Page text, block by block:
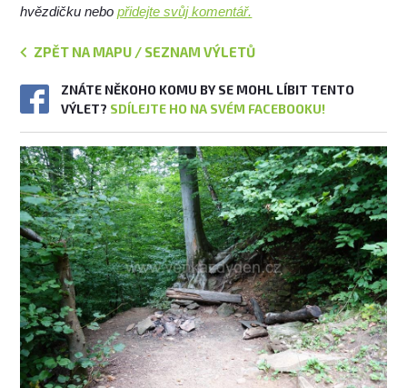
hvězdičku nebopřidejte svůj komentář.
ZPĚT NA MAPU / SEZNAM VÝLETŮ
ZNÁTE NĚKOHO KOMU BY SE MOHL LÍBIT TENTO
VÝLET? SDÍLEJTE HO NA SVÉM FACEBOOKU!